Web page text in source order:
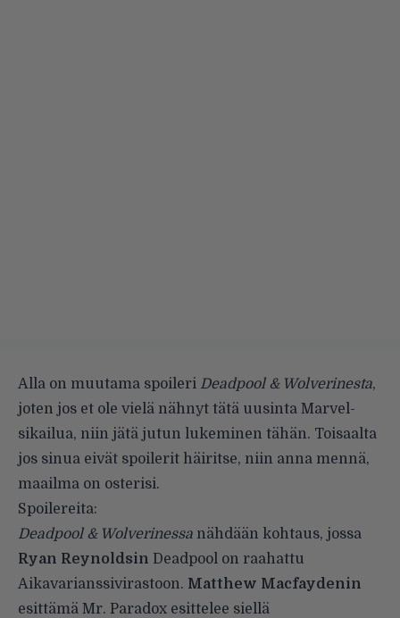
Alla on muutama spoileri Deadpool & Wolverinesta,
joten jos et ole vielä nähnyt tätä uusinta Marvel-
sikailua, niin jätä jutun lukeminen tähän. Toisaalta
jos sinua eivät spoilerit häiritse, niin anna mennä,
maailma on osterisi.
Spoilereita:
Deadpool & Wolverinessa nähdään kohtaus, jossa
Ryan Reynoldsin Deadpool on raahattu
Aikavarianssivirastoon. Matthew Macfaydenin
esittämä Mr. Paradox esittelee siellä